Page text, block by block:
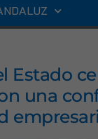
Estado
una